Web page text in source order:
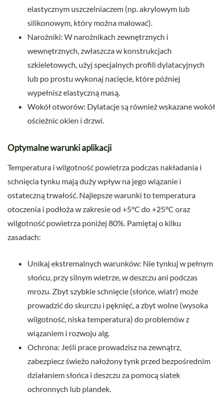
elastycznym uszczelniaczem (np. akrylowym lub
silikonowym, który można malować).
Narożniki: W narożnikach zewnętrznych i
wewnętrznych, zwłaszcza w konstrukcjach
szkieletowych, użyj specjalnych profili dylatacyjnych
lub po prostu wykonaj nacięcie, które później
wypełnisz elastyczną masą.
Wokół otworów: Dylatacje są również wskazane wokół
ościeżnic okien i drzwi.
Optymalne warunki aplikacji
Temperatura i wilgotność powietrza podczas nakładania i
schnięcia tynku mają duży wpływ na jego wiązanie i
ostateczną trwałość. Najlepsze warunki to temperatura
otoczenia i podłoża w zakresie od +5°C do +25°C oraz
wilgotność powietrza poniżej 80%. Pamiętaj o kilku
zasadach:
Unikaj ekstremalnych warunków: Nie tynkuj w pełnym
słońcu, przy silnym wietrze, w deszczu ani podczas
mrozu. Zbyt szybkie schnięcie (słońce, wiatr) może
prowadzić do skurczu i pęknięć, a zbyt wolne (wysoka
wilgotność, niska temperatura) do problemów z
wiązaniem i rozwoju alg.
Ochrona: Jeśli prace prowadzisz na zewnątrz,
zabezpiecz świeżo nałożony tynk przed bezpośrednim
działaniem słońca i deszczu za pomocą siatek
ochronnych lub plandek.